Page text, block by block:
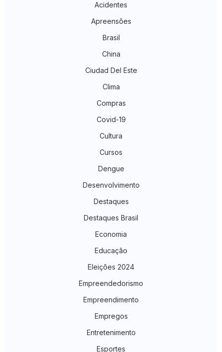
Acidentes
Apreensões
Brasil
China
Ciudad Del Este
Clima
Compras
Covid-19
Cultura
Cursos
Dengue
Desenvolvimento
Destaques
Destaques Brasil
Economia
Educação
Eleições 2024
Empreendedorismo
Empreendimento
Empregos
Entretenimento
Esportes